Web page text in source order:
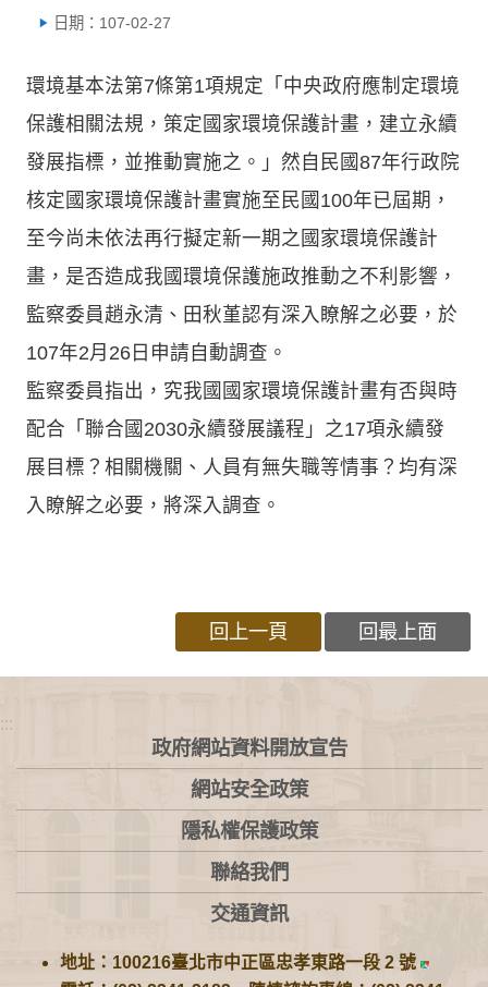
日期：107-02-27
環境基本法第7條第1項規定「中央政府應制定環境
保護相關法規，策定國家環境保護計畫，建立永續
發展指標，並推動實施之。」然自民國87年行政院
核定國家環境保護計畫實施至民國100年已屆期，
至今尚未依法再行擬定新一期之國家環境保護計
畫，是否造成我國環境保護施政推動之不利影響，
監察委員趙永清、田秋堇認有深入瞭解之必要，於
107年2月26日申請自動調查。
監察委員指出，究我國國家環境保護計畫有否與時
配合「聯合國2030永續發展議程」之17項永續發
展目標？相關機關、人員有無失職等情事？均有深
入瞭解之必要，將深入調查。
回上一頁 回最上面
:::
政府網站資料開放宣告
網站安全政策
隱私權保護政策
聯絡我們
交通資訊
地址：100216臺北市中正區忠孝東路一段 2 號